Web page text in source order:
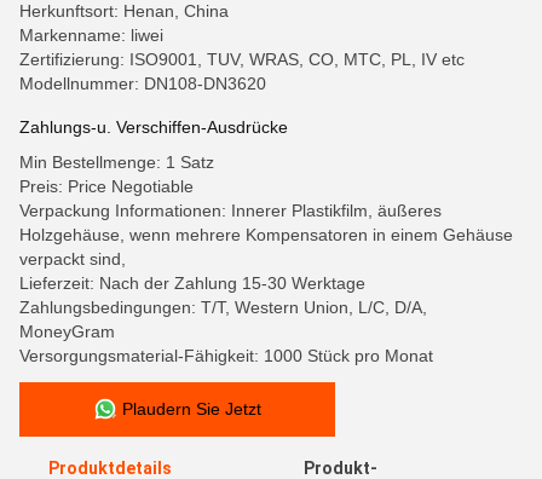
Herkunftsort: Henan, China
Markenname: liwei
Zertifizierung: ISO9001, TUV, WRAS, CO, MTC, PL, IV etc
Modellnummer: DN108-DN3620
Zahlungs-u. Verschiffen-Ausdrücke
Min Bestellmenge: 1 Satz
Preis: Price Negotiable
Verpackung Informationen: Innerer Plastikfilm, äußeres
Holzgehäuse, wenn mehrere Kompensatoren in einem Gehäuse
verpackt sind,
Lieferzeit: Nach der Zahlung 15-30 Werktage
Zahlungsbedingungen: T/T, Western Union, L/C, D/A,
MoneyGram
Versorgungsmaterial-Fähigkeit: 1000 Stück pro Monat
Plaudern Sie Jetzt
Produktdetails
Produkt-